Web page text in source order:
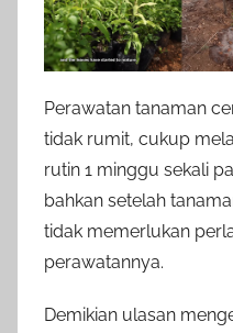
Perawatan tanaman
tidak rumit, cukup
rutin 1 minggu sekali
bahkan setelah
tidak memerlukan
perawatannya.
Demikian ulasan